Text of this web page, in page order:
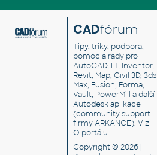
CADfórum
Tipy, triky, podpora,
pomoc a rady pro
AutoCAD, LT, Inventor,
Revit, Map, Civil 3D, 3ds
Max, Fusion, Forma,
Vault, PowerMill a další
Autodesk aplikace
(community support
firmy ARKANCE). Viz
O portálu.
Copyright © 2026 |